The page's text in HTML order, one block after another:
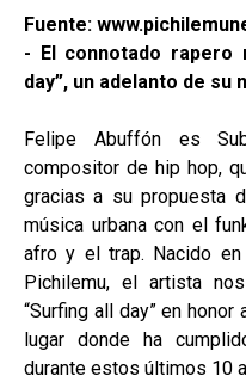
Fuente:
- El connotado rapero
day”, un adelanto de su
Felipe Abuffón es
compositor de hip hop,
gracias a su propuesta
música urbana con el
afro y el trap. Nacido
Pichilemu, el artista
“Surfing all day” en
lugar donde ha
durante estos últimos 10